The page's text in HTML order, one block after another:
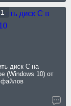
диск C на
(Windows 10) от